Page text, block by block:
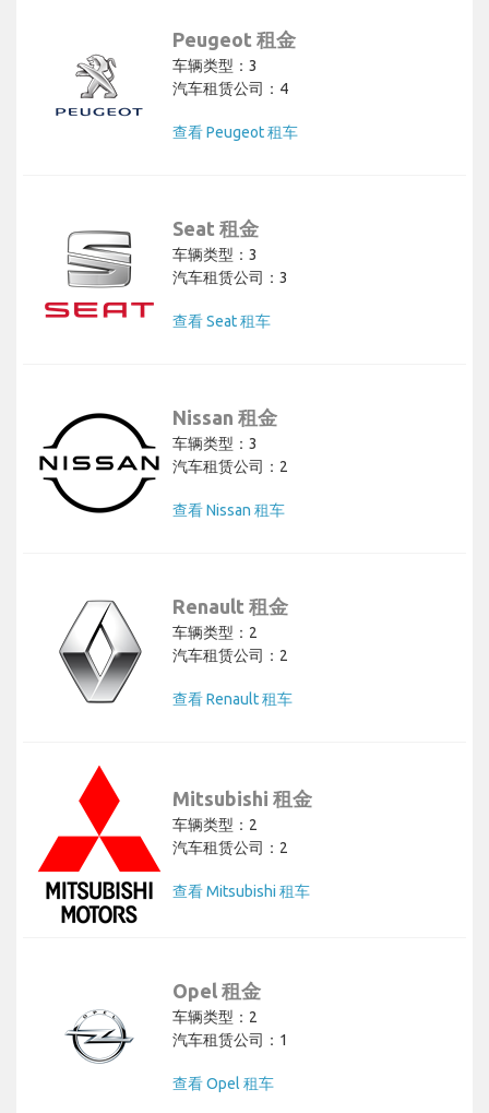
Peugeot 租金
车辆类型：3
汽车租赁公司：4
查看 Peugeot 租车
Seat 租金
车辆类型：3
汽车租赁公司：3
查看 Seat 租车
Nissan 租金
车辆类型：3
汽车租赁公司：2
查看 Nissan 租车
Renault 租金
车辆类型：2
汽车租赁公司：2
查看 Renault 租车
Mitsubishi 租金
车辆类型：2
汽车租赁公司：2
查看 Mitsubishi 租车
Opel 租金
车辆类型：2
汽车租赁公司：1
查看 Opel 租车